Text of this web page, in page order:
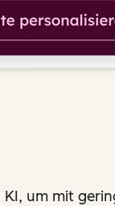
um mit